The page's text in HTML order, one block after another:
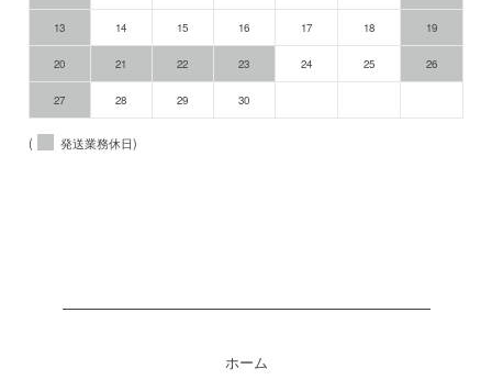
13 14 15 16 17 18 19
20 21 22 23 24 25 26
27 28 29 30
( 発送業務休日)
ホーム